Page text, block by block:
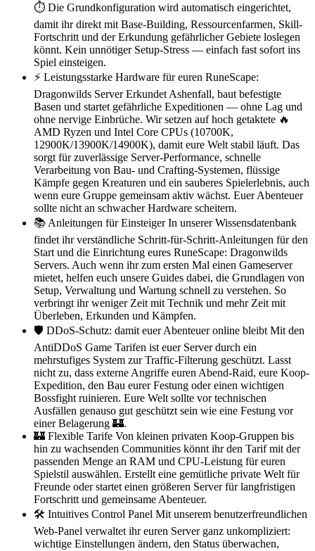
⏱️ Die Grundkonfiguration wird automatisch eingerichtet,
damit ihr direkt mit Base-Building, Ressourcenfarmen, Skill-
Fortschritt und der Erkundung gefährlicher Gebiete loslegen
könnt. Kein unnötiger Setup-Stress — einfach fast sofort ins
Spiel einsteigen.
⚡️ Leistungsstarke Hardware für euren RuneScape:
Dragonwilds Server Erkundet Ashenfall, baut befestigte
Basen und startet gefährliche Expeditionen — ohne Lag und
ohne nervige Einbrüche. Wir setzen auf hoch getaktete 🔥
AMD Ryzen und Intel Core CPUs (10700K,
12900K/13900K/14900K), damit eure Welt stabil läuft. Das
sorgt für zuverlässige Server-Performance, schnelle
Verarbeitung von Bau- und Crafting-Systemen, flüssige
Kämpfe gegen Kreaturen und ein sauberes Spielerlebnis, auch
wenn eure Gruppe gemeinsam aktiv wächst. Euer Abenteuer
sollte nicht an schwacher Hardware scheitern.
📚 Anleitungen für Einsteiger In unserer Wissensdatenbank
findet ihr verständliche Schritt-für-Schritt-Anleitungen für den
Start und die Einrichtung eures RuneScape: Dragonwilds
Servers. Auch wenn ihr zum ersten Mal einen Gameserver
mietet, helfen euch unsere Guides dabei, die Grundlagen von
Setup, Verwaltung und Wartung schnell zu verstehen. So
verbringt ihr weniger Zeit mit Technik und mehr Zeit mit
Überleben, Erkunden und Kämpfen.
🛡️ DDoS-Schutz: damit euer Abenteuer online bleibt Mit den
AntiDDoS Game Tarifen ist euer Server durch ein
mehrstufiges System zur Traffic-Filterung geschützt. Lasst
nicht zu, dass externe Angriffe euren Abend-Raid, eure Koop-
Expedition, den Bau eurer Festung oder einen wichtigen
Bossfight ruinieren. Eure Welt sollte vor technischen
Ausfällen genauso gut geschützt sein wie eine Festung vor
einer Belagerung 🏰.
🏰 Flexible Tarife Von kleinen privaten Koop-Gruppen bis
hin zu wachsenden Communities könnt ihr den Tarif mit der
passenden Menge an RAM und CPU-Leistung für euren
Spielstil auswählen. Erstellt eine gemütliche private Welt für
Freunde oder startet einen größeren Server für langfristigen
Fortschritt und gemeinsame Abenteuer.
🛠️ Intuitives Control Panel Mit unserem benutzerfreundlichen
Web-Panel verwaltet ihr euren Server ganz unkompliziert:
wichtige Einstellungen ändern, den Status überwachen,